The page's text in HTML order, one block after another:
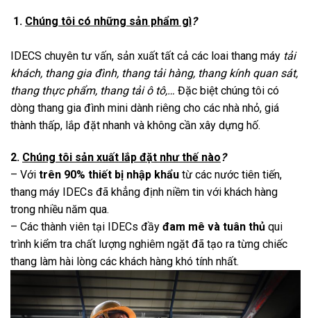
1. Chúng tôi có những sản phẩm gì?
IDECS chuyên tư vấn, sản xuất tất cả các loai thang máy tải
khách, thang gia đình, thang tải hàng, thang kính quan sát,
thang thực phẩm, thang tải ô tô,… Đặc biệt chúng tôi có
dòng thang gia đình mini dành riêng cho các nhà nhỏ, giá
thành thấp, lắp đặt nhanh và không cần xây dựng hố.
2. Chúng tôi sản xuất lắp đặt như thế nào?
– Với trên 90% thiết bị nhập khẩu từ các nước tiên tiến,
thang máy IDECs đã khẳng định niềm tin với khách hàng
trong nhiều năm qua.
– Các thành viên tại IDECs đầy đam mê và tuân thủ qui
trình kiểm tra chất lượng nghiêm ngặt đã tạo ra từng chiếc
thang làm hài lòng các khách hàng khó tính nhất.